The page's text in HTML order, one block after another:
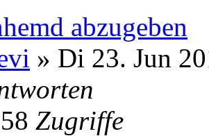
abzugeben
» Di 23. Jun
Zugriffe